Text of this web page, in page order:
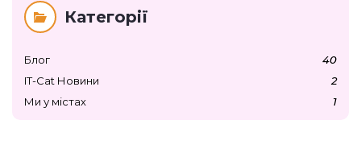
Категорії
Блог
40
IT-Cat Новини
2
Ми у містах
1